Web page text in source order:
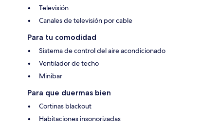
Televisión
Canales de televisión por cable
Para tu comodidad
Sistema de control del aire acondicionado
Ventilador de techo
Minibar
Para que duermas bien
Cortinas blackout
Habitaciones insonorizadas